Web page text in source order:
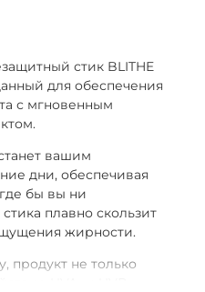
стик BLITHE
для обеспечения
с мгновенным
вашим
дни, обеспечивая
бы вы ни
плавно скользит
жирности.
продукт не только